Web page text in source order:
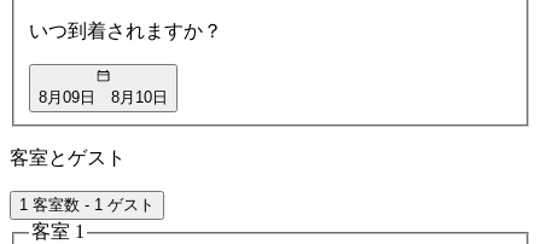
いつ到着されますか？
8月09日 8月10日
客室とゲスト
1 客室数 - 1 ゲスト
客室 1